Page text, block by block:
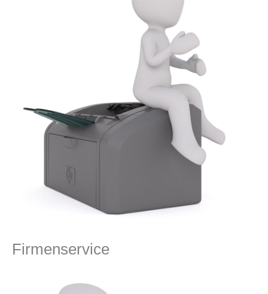
Firmenservice